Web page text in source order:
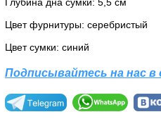
Цвет фурнитуры: серебристый
Цвет сумки: синий
Подписывайтесь на нас